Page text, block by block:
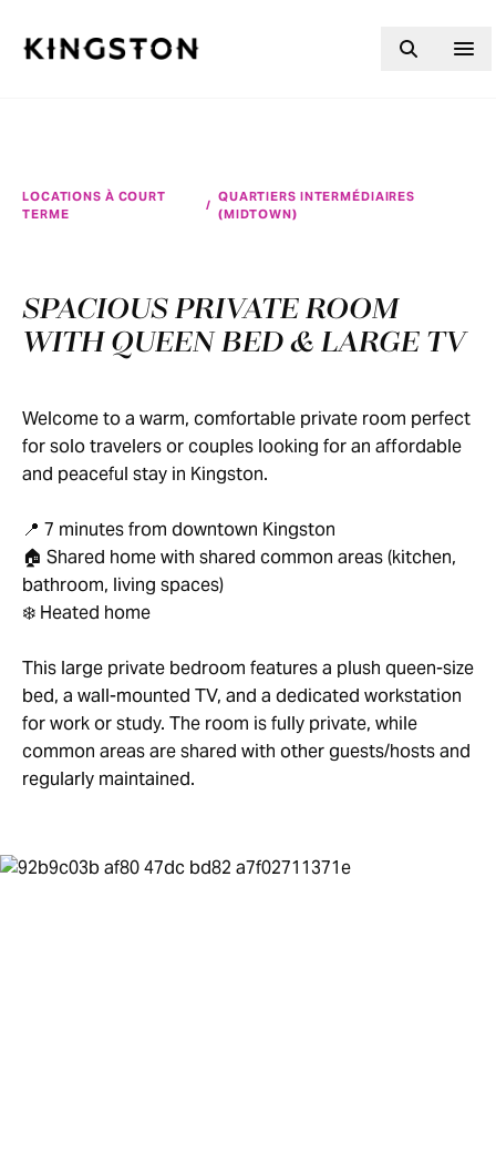
LOCATIONS À COURT
TERME
/
QUARTIERS INTERMÉDIAIRES
(MIDTOWN)
SPACIOUS PRIVATE ROOM
WITH QUEEN BED & LARGE TV
Welcome to a warm, comfortable private room perfect
for solo travelers or couples looking for an affordable
and peaceful stay in Kingston.
📍 7 minutes from downtown Kingston
🏠 Shared home with shared common areas (kitchen,
bathroom, living spaces)
❄️ Heated home
This large private bedroom features a plush queen-size
bed, a wall-mounted TV, and a dedicated workstation
for work or study. The room is fully private, while
common areas are shared with other guests/hosts and
regularly maintained.